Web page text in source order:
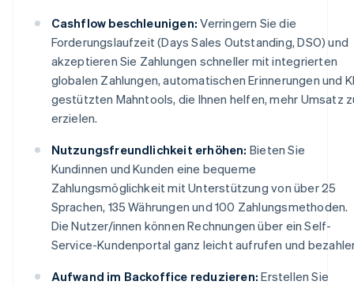
Cashflow beschleunigen: Verringern Sie die
Forderungslaufzeit (Days Sales Outstanding, DSO) und
akzeptieren Sie Zahlungen schneller mit integrierten
globalen Zahlungen, automatischen Erinnerungen und
gestützten Mahntools, die Ihnen helfen, mehr Umsatz
erzielen.
Nutzungsfreundlichkeit erhöhen: Bieten Sie
Kundinnen und Kunden eine bequeme
Zahlungsmöglichkeit mit Unterstützung von über 25
Sprachen, 135 Währungen und 100 Zahlungsmethoden.
Die Nutzer/innen können Rechnungen über ein Self-
Service-Kundenportal ganz leicht aufrufen und
Aufwand im Backoffice reduzieren: Erstellen Sie